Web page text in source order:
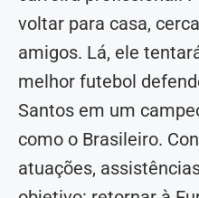
voltar para casa,
amigos. Lá, ele
melhor futebol
Santos em um
como o Brasileiro.
atuações,